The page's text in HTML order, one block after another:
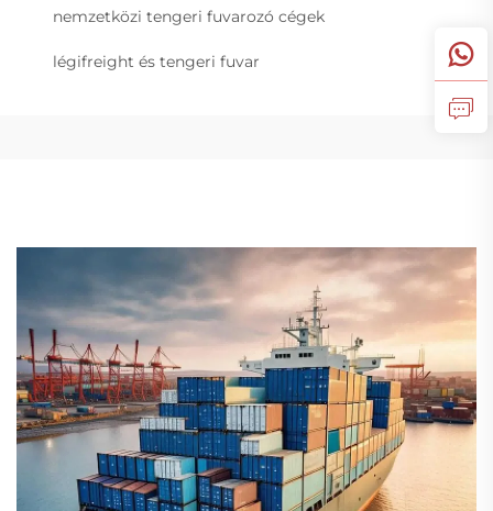
nemzetközi tengeri fuvarozó cégek
légifreight és tengeri fuvar